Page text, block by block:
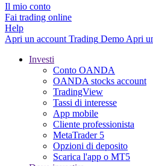
Il mio conto
Fai trading online
Help
Apri un account Trading Demo Apri
Investi
Conto OANDA
OANDA stocks account
TradingView
Tassi di interesse
App mobile
Cliente professionista
MetaTrader 5
Opzioni di deposito
Scarica l'app o MT5